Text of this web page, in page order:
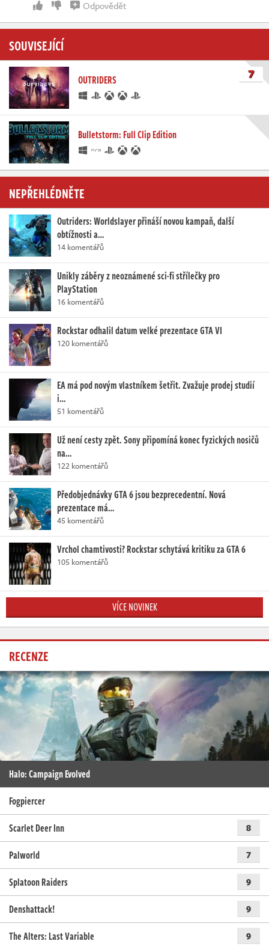
Odpovědět
SOUVISEJÍCÍ
OUTRIDERS 7
Bulletstorm: Full Clip Edition
NEPŘEHLÉDNĚTE
Outriders: Worldslayer přináší novou kampaň, další
obtížnosti a…
14 komentářů
Unikly záběry z neoznámené sci-fi střílečky pro
PlayStation
16 komentářů
Rockstar odhalil datum velké prezentace GTA VI
120 komentářů
EA má pod novým vlastníkem šetřit. Zvažuje prodej studií
i…
51 komentářů
Už není cesty zpět. Sony připomíná konec fyzických nosičů
na…
122 komentářů
Předobjednávky GTA 6 jsou bezprecedentní. Nová
prezentace má…
45 komentářů
Vrchol chamtivosti? Rockstar schytává kritiku za GTA 6
105 komentářů
VÍCE NOVINEK
RECENZE
Halo: Campaign Evolved
Fogpiercer
Scarlet Deer Inn
8
Palworld 7
Splatoon Raiders 9
Denshattack! 9
The Alters: Last Variable 9